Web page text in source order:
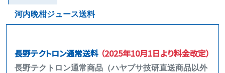
河内晩柑ジュース送料
長野テクトロン通常送料 （2025年10月1日より料金改定）
長野テクトロン通常商品（ハヤブサ技研直送商品以外